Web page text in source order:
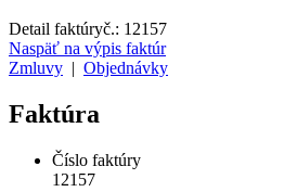
Detail faktúryč.: 12157
Naspäť na výpis faktúr
Zmluvy | Objednávky
Faktúra
Číslo faktúry
12157